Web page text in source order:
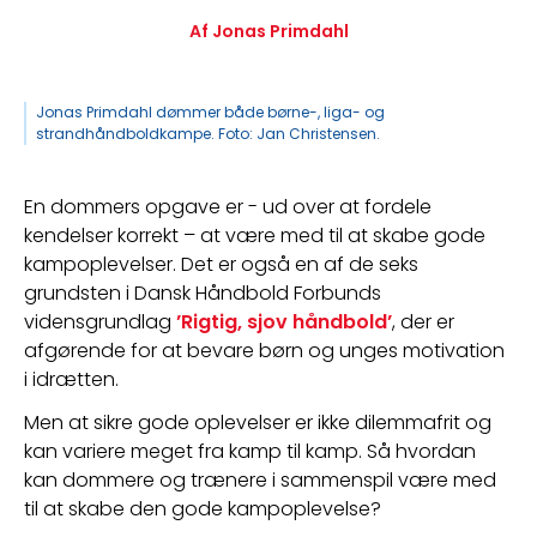
Af Jonas Primdahl
Jonas Primdahl dømmer både børne-, liga- og
strandhåndboldkampe. Foto: Jan Christensen.
En dommers opgave er - ud over at fordele
kendelser korrekt – at være med til at skabe gode
kampoplevelser. Det er også en af de seks
grundsten i Dansk Håndbold Forbunds
vidensgrundlag ’Rigtig, sjov håndbold’, der er
afgørende for at bevare børn og unges motivation
i idrætten.
Men at sikre gode oplevelser er ikke dilemmafrit og
kan variere meget fra kamp til kamp. Så hvordan
kan dommere og trænere i sammenspil være med
til at skabe den gode kampoplevelse?